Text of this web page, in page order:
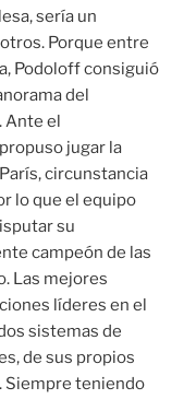
sería un
Porque entre
Podoloff consiguió
del
Ante el
jugar la
circunstancia
lo que el equipo
su
campeón de las
Las mejores
líderes en el
sistemas de
de sus propios
Siempre teniendo